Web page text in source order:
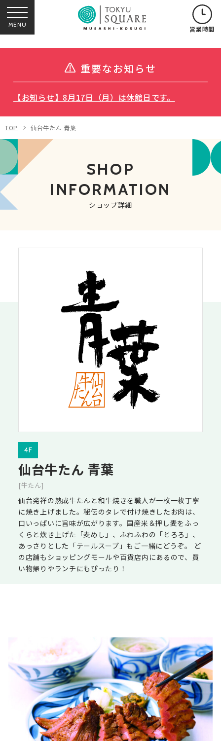
MENU 営業時間
重要なお知らせ
【お知らせ】8月17日（月）は休館日です。
TOP 仙台牛たん 青葉
SHOP
INFORMATION
ショップ詳細
4F
仙台牛たん 青葉
[牛たん]
仙台発祥の熟成牛たんと和牛焼きを職人が一枚一枚丁寧
に焼き上げました。秘伝のタレで付け焼きしたお肉は、
口いっぱいに旨味が広がります。国産米＆押し麦をふっ
くらと炊き上げた「麦めし」、ふわふわの「とろろ」、
あっさりとした「テールスープ」もご一緒にどうぞ。 ど
の店舗もショッピングモールや百貨店内にあるので、買
い物帰りやランチにもぴったり！